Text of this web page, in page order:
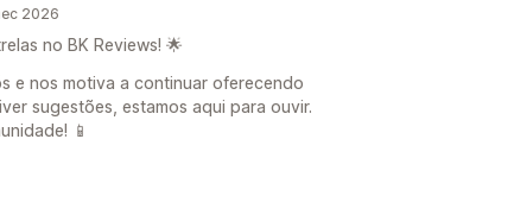
2026
no BK Reviews! 🌟
e nos motiva a continuar oferecendo
sugestões, estamos aqui para ouvir.
📱